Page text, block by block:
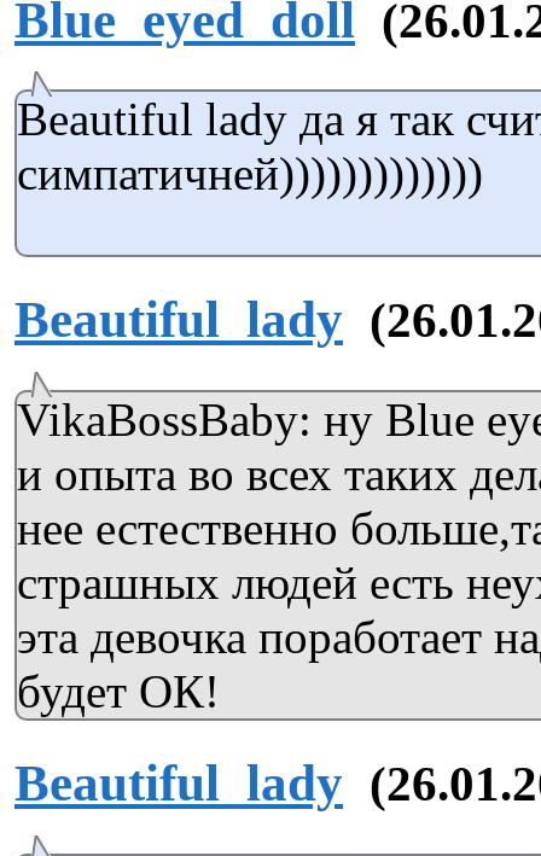
Blue_eyed_doll
Beautiful lady да я так
симпатичней)))))))))))))
Beautiful_lady
VikaBossBaby: ну Blue
и опыта во всех таких
нее естественно
страшных людей есть
эта девочка поработает
будет ОК!
Beautiful_lady